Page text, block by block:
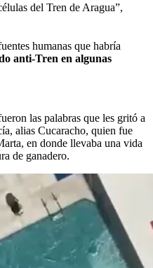
del Tren de Aragua”,
humanas que habría
anti-Tren en algunas
las palabras que les gritó a
alias Cucaracho, quien fue
en donde llevaba una vida
de ganadero.